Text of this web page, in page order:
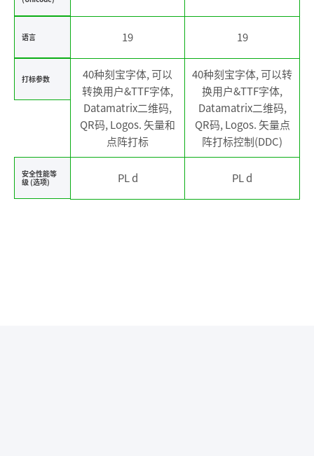
语言 19 19
打标参数
40种刻宝字体, 可以
转换用户&TTF字体,
Datamatrix二维码,
QR码, Logos. 矢量和
点阵打标
40种刻宝字体, 可以转
换用户&TTF字体,
Datamatrix二维码,
QR码, Logos. 矢量点
阵打标控制(DDC)
安全性能等
级 (选项)
PL d PL d